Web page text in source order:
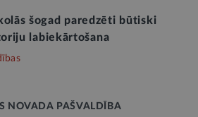
šogad paredzēti būtiski
labiekārtošana
NOVADA PAŠVALDĪBA